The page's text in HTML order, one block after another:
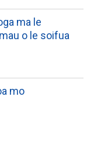
ma le
o le soifua
mo